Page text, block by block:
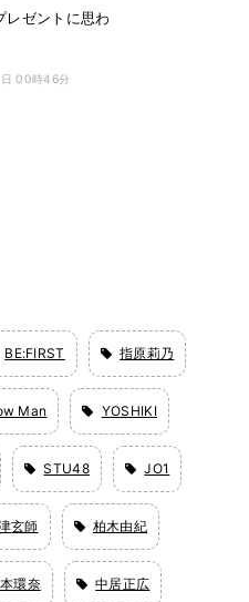
レゼントに思わ
00時46分
BE:FIRST 指原莉乃
Man YOSHIKI
STU48 JO1
玄師 柏木由紀
環奈 中居正広